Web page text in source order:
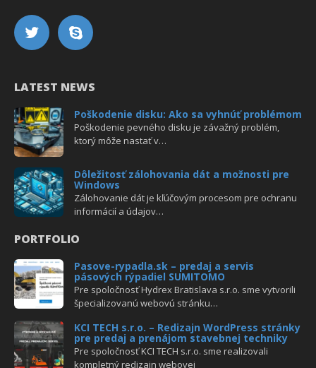
LATEST NEWS
Poškodenie disku: Ako sa vyhnúť problémom
Poškodenie pevného disku je závažný problém,
ktorý môže nastať v…
Dôležitosť zálohovania dát a možnosti pre
Windows
Zálohovanie dát je kľúčovým procesom pre ochranu
informácií a údajov…
PORTFOLIO
Pasove-rypadla.sk – predaj a servis
pásových rýpadiel SUMITOMO
Pre spoločnosť Hydrex Bratislava s.r.o. sme vytvorili
špecializovanú webovú stránku…
KCI TECH s.r.o. – Redizajn WordPress stránky
pre predaj a prenájom stavebnej techniky
Pre spoločnosť KCI TECH s.r.o. sme realizovali
kompletný redizajn webovej